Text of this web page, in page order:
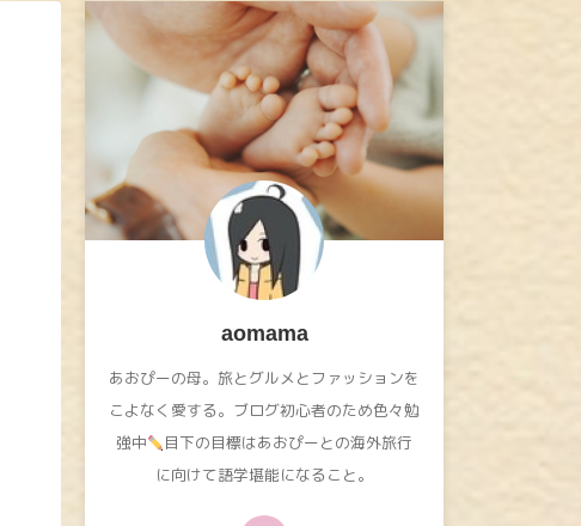
aomama
あおぴーの母。旅とグルメとファッションを
こよなく愛する。ブログ初心者のため色々勉
強中
目下の目標はあおぴーとの海外旅行
に向けて語学堪能になること。